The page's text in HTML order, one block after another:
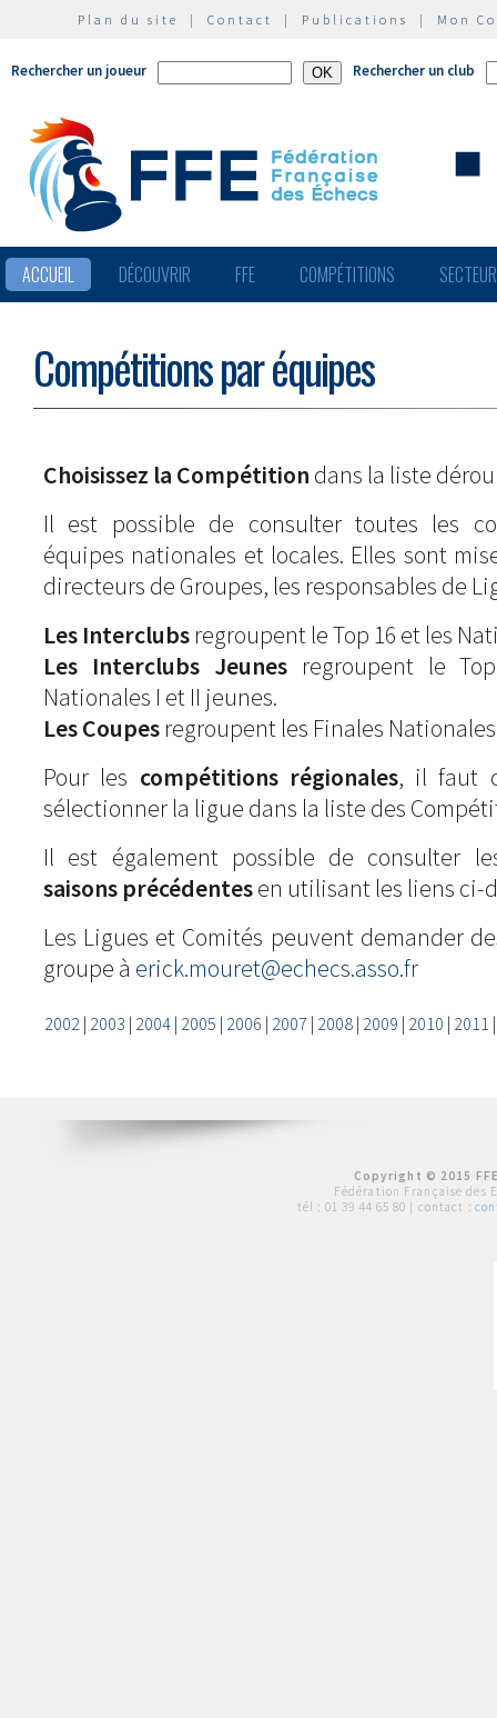
Plan du site | Contact | Publications | Mon
Rechercher un joueur Rechercher un club
ACCUEIL DÉCOUVRIR FFE COMPÉTITIONS
Compétitions par équipes
Choisissez la Compétition dans la liste
Il est possible de consulter toutes les
équipes nationales et locales. Elles sont
directeurs de Groupes, les responsables de
Les Interclubs regroupent le Top 16 et les
Les Interclubs Jeunesregroupent le
Nationales I et II jeunes.
Les Coupes regroupent les Finales
Pour les compétitions régionales, il faut
sélectionner la ligue dans la liste des
Il est également possible de consulter
saisons précédentesen utilisant les liens ci-
Les Ligues et Comités peuvent demander
groupe à erick.mouret@echecs.asso.fr
2002| 2003 | 2004| 2005 | 2006 | 2007 | 2008| 2009 | 2010 | 2011
Copyright © 2015
Fédération Française des
tél : 01 39 44 65 80 | contact :